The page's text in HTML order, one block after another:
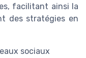
facilitant ainsi la
des stratégies en
sociaux